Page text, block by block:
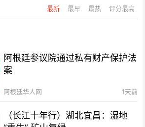
最新 最早 最热 评分最高
阿根廷参议院通过私有财产保护法
案
阿根廷华人网 1天前
（长江十年行）湖北宜昌：湿地